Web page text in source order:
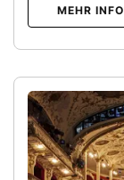
MEHR INFO